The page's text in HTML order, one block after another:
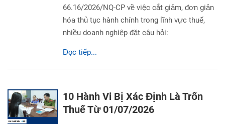
66.16/2026/NQ-CP về việc cắt giảm, đơn giản
hóa thủ tục hành chính trong lĩnh vực thuế,
nhiều doanh nghiệp đặt câu hỏi:
Đọc tiếp...
10 Hành Vi Bị Xác Định Là Trốn
Thuế Từ 01/07/2026